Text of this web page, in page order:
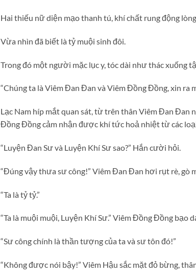
Hai thiếu nữ diện mạo thanh tú, khí chất rung động
Vừa nhìn đã biết là tỷ muội sinh đôi.
Trong đó một người mặc lục y, tóc dài như thác xuống
“Chúng ta là Viêm Đan Đan và Viêm Đồng Đồng, xin ra
Lạc Nam híp mắt quan sát, từ trên thân Viêm Đan
Đồng Đồng cảm nhận được khí tức hoả nhiệt từ các
“Luyện Đan Sư và Luyện Khí Sư sao?” Hắn cười hỏi.
“Đúng vậy thưa sư công!” Viêm Đan Đan hơi rụt rè, gò
“Ta là tỷ tỷ.”
“Ta là muội muội, Luyện Khí Sư.” Viêm Đồng Đồng
“Sư công chính là thần tượng của ta và sư tôn đó!”
“Không được nói bậy!” Viêm Hậu sắc mặt đỏ bừng,